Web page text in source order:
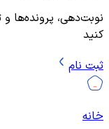
نوبت‌دهی، پرونده‌ها و
کنید
ثبت نام
خانه